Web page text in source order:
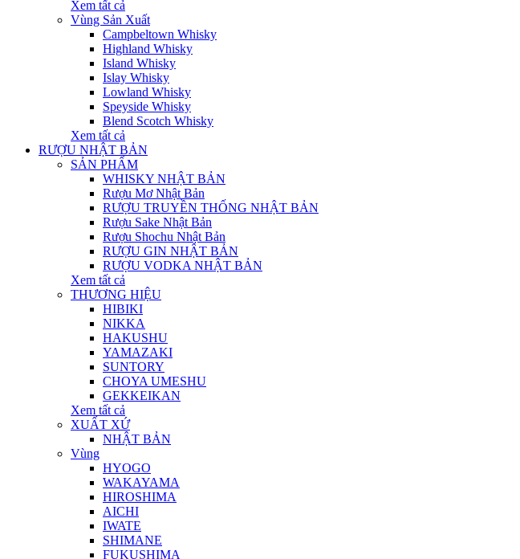
Xem tất cả
Vùng Sản Xuất
Campbeltown Whisky
Highland Whisky
Island Whisky
Islay Whisky
Lowland Whisky
Speyside Whisky
Blend Scotch Whisky
Xem tất cả
RƯỢU NHẬT BẢN
SẢN PHẨM
WHISKY NHẬT BẢN
Rượu Mơ Nhật Bản
RƯỢU TRUYỀN THỐNG NHẬT BẢN
Rượu Sake Nhật Bản
Rượu Shochu Nhật Bản
RƯỢU GIN NHẬT BẢN
RƯỢU VODKA NHẬT BẢN
Xem tất cả
THƯƠNG HIỆU
HIBIKI
NIKKA
HAKUSHU
YAMAZAKI
SUNTORY
CHOYA UMESHU
GEKKEIKAN
Xem tất cả
XUẤT XỨ
NHẬT BẢN
Vùng
HYOGO
WAKAYAMA
HIROSHIMA
AICHI
IWATE
SHIMANE
FUKUSHIMA